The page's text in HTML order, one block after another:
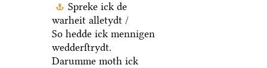
Spreke ick de
warheit alletydt /
So hedde ick mennigen
wedderſtrydt.
Darumme moth ick